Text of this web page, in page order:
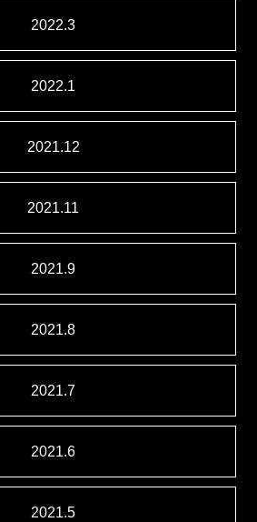
2022.3
2022.1
2021.12
2021.11
2021.9
2021.8
2021.7
2021.6
2021.5